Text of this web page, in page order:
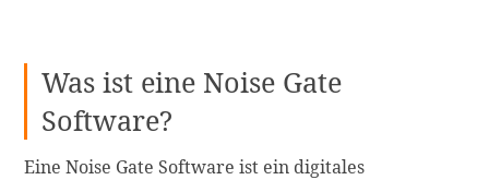
Was ist eine Noise Gate
Software?
Eine Noise Gate Software ist ein digitales